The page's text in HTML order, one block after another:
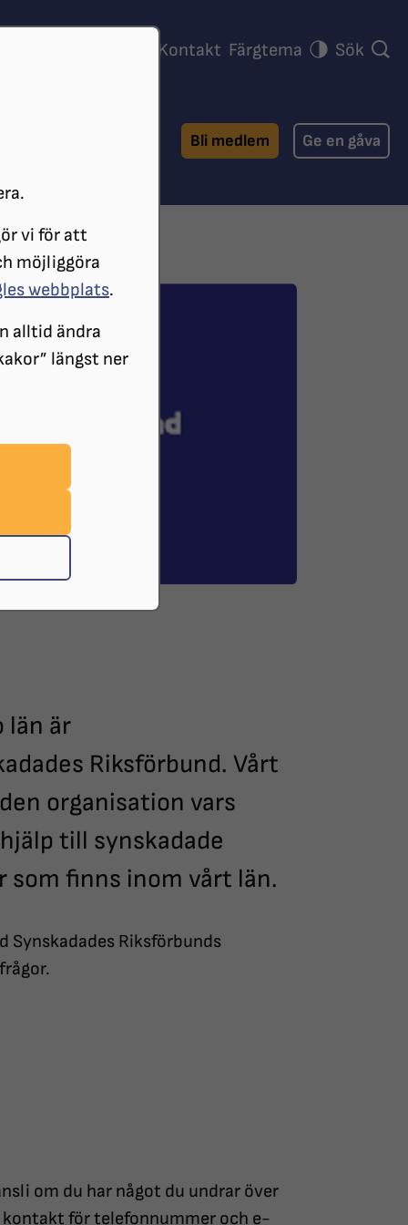
vi för att
möjliggöra
webbplats.
alltid ändra
längst ner
Kontakt Färgtema Sök
Bli medlem Ge en gåva
län är
Riksförbund. Vårt
organisation vars
till synskadade
som finns inom vårt län.
Synskadades Riksförbunds
om du har något du undrar över
kontakt för telefonnummer och e-